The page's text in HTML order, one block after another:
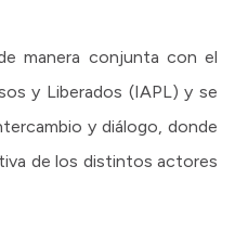
manera conjunta con el
y Liberados (IAPL) y se
y diálogo, donde
de los distintos actores